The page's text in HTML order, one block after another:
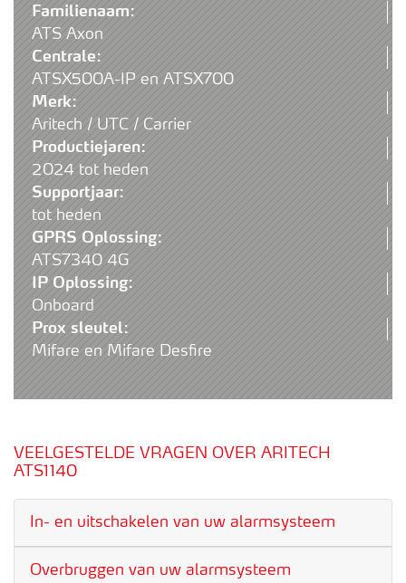
Familienaam:
ATS Axon
Centrale:
ATSX500A-IP en ATSX700
Merk:
Aritech / UTC / Carrier
Productiejaren:
2024 tot heden
Supportjaar:
tot heden
GPRS Oplossing:
ATS7340 4G
IP Oplossing:
Onboard
Prox sleutel:
Mifare en Mifare Desfire
VEELGESTELDE VRAGEN OVER ARITECH
ATS1140
In- en uitschakelen van uw alarmsysteem
Overbruggen van uw alarmsysteem